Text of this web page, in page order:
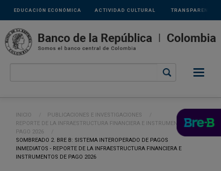
Pasar al contenido principal
Links
secundarios
ACTIVIDAD CULTURAL
EDUCACIÓN ECONÓMICA TRANSPARENCIA
Ruta de navegación
INICIO
PUBLICACIONES E INVESTIGACIONES
REPORTE DE LA INFRAESTRUCTURA FINANCIERA E INSTRUMENTOS DE
PAGO 2026
CURRENT:
SOMBREADO 2. BRE B: SISTEMA INTEROPERADO DE PAGOS
INMEDIATOS - REPORTE DE LA INFRAESTRUCTURA FINANCIERA E
INSTRUMENTOS DE PAGO 2026